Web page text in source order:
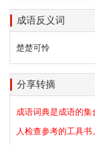
成语反义词
楚楚可怜
分享转摘
成语词典是成语的
人检查参考的工具书。